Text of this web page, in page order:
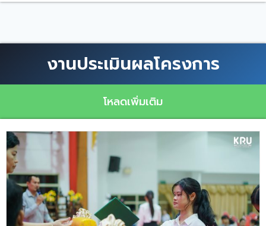
งานประเมินผลโครงการ
โหลดเพิ่มเติม